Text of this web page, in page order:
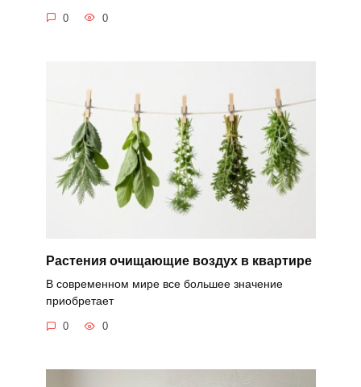
0 0
Растения очищающие воздух в квартире
В современном мире все большее значение
приобретает
0 0